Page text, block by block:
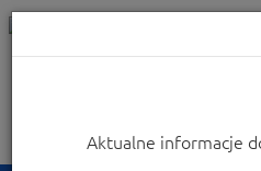
Aktualne informacje